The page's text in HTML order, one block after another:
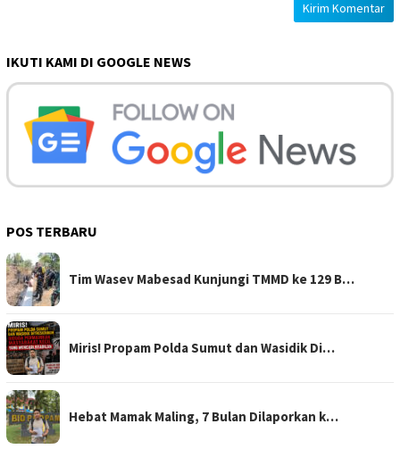
IKUTI KAMI DI GOOGLE NEWS
POS TERBARU
Tim Wasev Mabesad Kunjungi TMMD ke 129 B…
Miris! Propam Polda Sumut dan Wasidik Di…
Hebat Mamak Maling, 7 Bulan Dilaporkan k…